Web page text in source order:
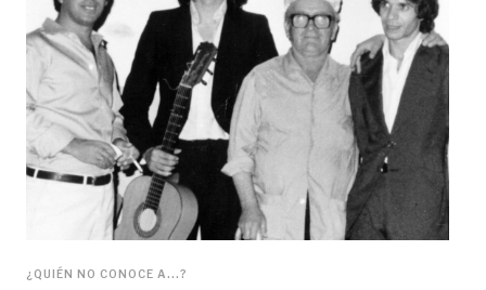
¿QUIÉN NO CONOCE A...?